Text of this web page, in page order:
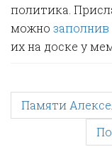
политика.
можно
их на доске у
PПамяти